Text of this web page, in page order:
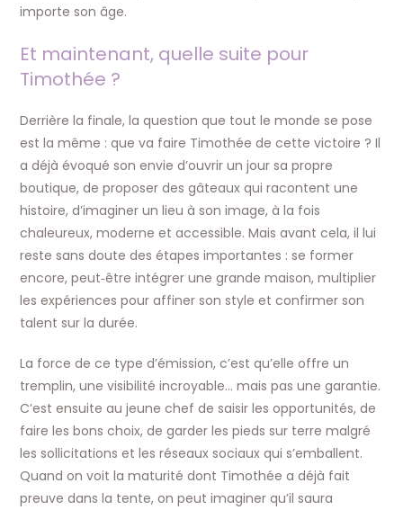
importe son âge.​
Et maintenant, quelle suite pour
Timothée ?
Derrière la finale, la question que tout le monde se pose
est la même : que va faire Timothée de cette victoire ? Il
a déjà évoqué son envie d’ouvrir un jour sa propre
boutique, de proposer des gâteaux qui racontent une
histoire, d’imaginer un lieu à son image, à la fois
chaleureux, moderne et accessible. Mais avant cela, il lui
reste sans doute des étapes importantes : se former
encore, peut‑être intégrer une grande maison, multiplier
les expériences pour affiner son style et confirmer son
talent sur la durée.​
La force de ce type d’émission, c’est qu’elle offre un
tremplin, une visibilité incroyable… mais pas une garantie.
C’est ensuite au jeune chef de saisir les opportunités, de
faire les bons choix, de garder les pieds sur terre malgré
les sollicitations et les réseaux sociaux qui s’emballent.
Quand on voit la maturité dont Timothée a déjà fait
preuve dans la tente, on peut imaginer qu’il saura